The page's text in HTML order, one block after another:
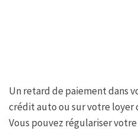
Un retard de paiement dans
crédit auto ou sur votre loyer
Vous pouvez régulariser